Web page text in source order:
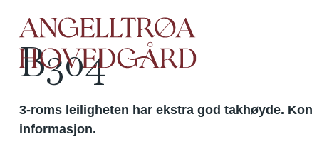
B304
3-roms leiligheten har ekstra god takhøyde.
informasjon.